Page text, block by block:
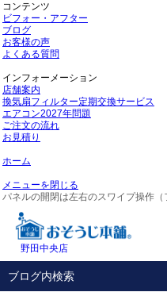
コンテンツ
ビフォー・アフター
ブログ
お客様の声
よくある質問
インフォーメーション
店舗案内
換気扇フィルター定期交換サービス
エアコン2027年問題
ご注文の流れ
お見積り
ホーム
メニューを閉じる
パネルの開閉は左右のスワイプ操作
野田中央店
ブログ内検索